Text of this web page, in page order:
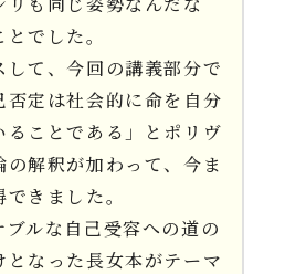
でした。
して、今回の講義部分で
否定は社会的に命を自分
ることである」とポリヴ
の解釈が加わって、今ま
きました。
ブルな自己受容への道の
となった長女本がテーマ